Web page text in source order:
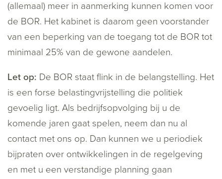
(allemaal) meer in aanmerking kunnen komen voor
de BOR. Het kabinet is daarom geen voorstander
van een beperking van de toegang tot de BOR tot
minimaal 25% van de gewone aandelen.
Let op: De BOR staat flink in de belangstelling. Het
is een forse belastingvrijstelling die politiek
gevoelig ligt. Als bedrijfsopvolging bij u de
komende jaren gaat spelen, neem dan nu al
contact met ons op. Dan kunnen we u periodiek
bijpraten over ontwikkelingen in de regelgeving
en met u een verstandige planning gaan